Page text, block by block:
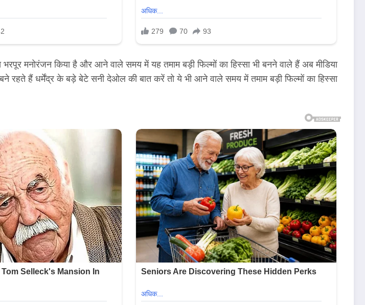
भरपूर मनोरंजन किया है और आने वाले समय में यह तमाम बड़ी फिल्मों का हिस्सा भी बनने वाले हैं अब मीडिया
रहते हैं धर्मेंद्र के बड़े बेटे सनी देओल की बात करें तो ये भी आने वाले समय में तमाम बड़ी फिल्मों का हिस्सा